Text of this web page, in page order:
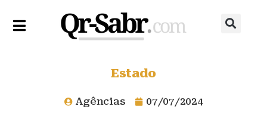
Estado
Agências 07/07/2024